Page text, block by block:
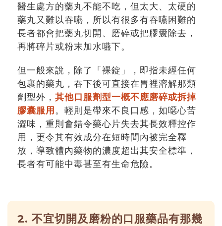
醫生處方的藥丸不能不吃，但太大、太硬的
藥丸又難以吞嚥，所以有很多有吞嚥困難的
長者都會把藥丸切開、磨碎或把膠囊除去，
再將碎片或粉末加水嚥下。
但一般來說，除了「裸錠」，即指未經任何
包裹的藥丸，吞下後可直接在胃裡溶解那類
劑型外， 其他口服劑型一概不應磨碎或拆掉
膠囊服用 。輕則是帶來不良口感，如噁心苦
澀味，重則會錯令藥心片失去其長效釋控作
用，更令其有效成分在短時間內被完全釋
放，導致體內藥物的濃度超出其安全標準，
長者有可能中毒甚至有生命危險。
2. 不宜切開及磨粉的口服藥品有那幾